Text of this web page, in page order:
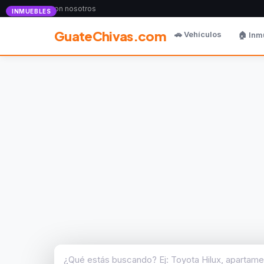
Anunciate con nosotros
GuateChivas.com 🚗 Vehículos 🏠
INMUEBLES